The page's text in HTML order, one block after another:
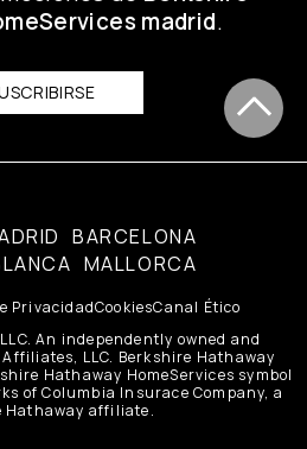
madrid.
BARCELONA
MALLORCA
PrivacidadCookiesCanal Ético
An independently owned and
LLC. Berkshire Hathaway
Hathaway HomeServices symbol
of Columbia Insurace Company, a
Hathaway affiliate.